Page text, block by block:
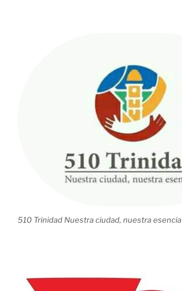
amor
desbordante»
510 Trinidad Nuestra ciudad, nuestra esencia